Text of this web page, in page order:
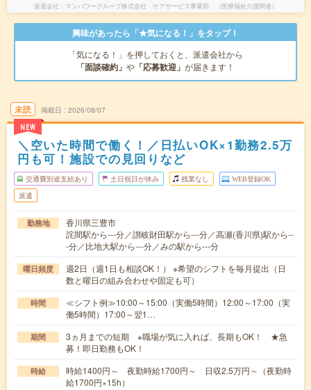
派遣会社 マンパワーグループ株式会社 ケアサービス事業部 （医療福祉介護関連）
興味があったら「★気になる！」をタップ！
「気になる！」を押しておくと、派遣会社から
「面談確約」 や 「応募歓迎」 が届きます！
未読
NEW
掲載日 2026/08/07
＼空いた時間で働く！／日払いOK×1勤務2.5万
円も可！施設での見回りなど
交通費別途支給あり 土日祝日が休み 残業なし WEB登録OK
派遣
勤務地
香川県三豊市
詫間駅から---分／讃岐財田駅から---分／高瀬(香川県)駅から--
-分／比地大駅から---分／みの駅から---分
曜日頻度
週2日（週1日も相談OK！） ※希望のシフトを毎月提出（日
数と曜日の組み合わせや固定も可）
時間
≪シフト例≫10:00～15:00（実働5時間）12:00～17:00（実
働5時間）17:00～翌1…
期間
3ヵ月までの短期 ※職場が気に入れば、長期もOK！ ★急
募！即日勤務もOK！
時給
時給1400円～ 夜勤時給1700円～ 日収2.5万円～（夜勤時
給1700円×15h）